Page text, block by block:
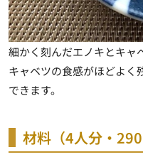
細かく刻んだエノキとキャ
キャベツの食感がほどよく
できます。
材料（4人分・290